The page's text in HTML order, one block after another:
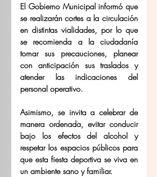
El Gobierno Municipal informó que
se realizarán cortes a la circulación
en distintas vialidades, por lo que
se recomienda a la ciudadanía
tomar sus precauciones, planear
con anticipación sus traslados y
atender las indicaciones del
personal operativo.
Asimismo, se invita a celebrar de
manera ordenada, evitar conducir
bajo los efectos del alcohol y
respetar los espacios públicos para
que esta fiesta deportiva se viva en
un ambiente sano y familiar.